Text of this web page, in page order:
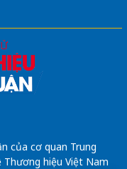
của cơ quan Trung
Thương hiệu Việt Nam